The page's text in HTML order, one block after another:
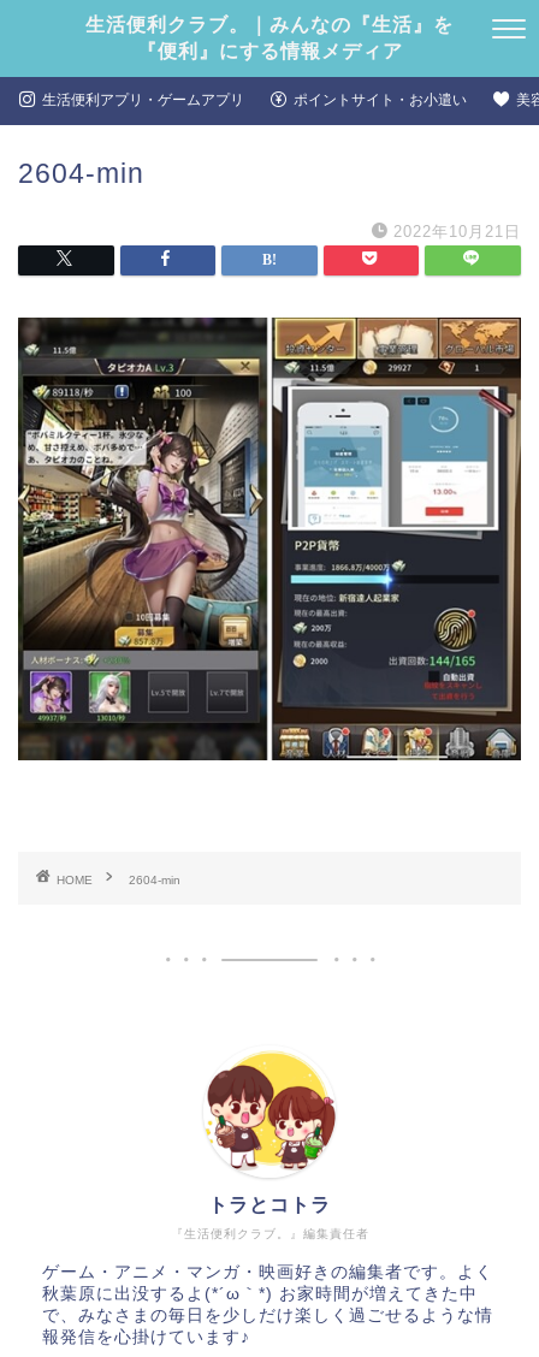
生活便利クラブ。｜みんなの『生活』を
『便利』にする情報メディア
生活便利アプリ・ゲームアプリ ポイントサイト・お小遣い 美
2604-min
2022年10月21日
HOME 2604-min
『生活便利クラブ。』編集責任者
トラとコトラ
ゲーム・アニメ・マンガ・映画好きの編集者です。よく
秋葉原に出没するよ(*´ω｀*) お家時間が増えてきた中
で、みなさまの毎日を少しだけ楽しく過ごせるような情
報発信を心掛けています♪